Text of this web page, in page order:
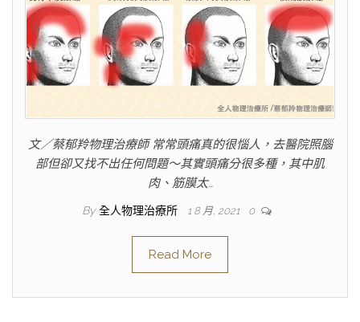
文／蔡郁羚物理治療師 常常頭痛真的很惱人，去醫院照腦
部但卻又找不出任何問題～其實頭痛分很多種，其中肌
肉、筋膜太…
By 全人物理治療所 1 8 月, 2021 0
Read More